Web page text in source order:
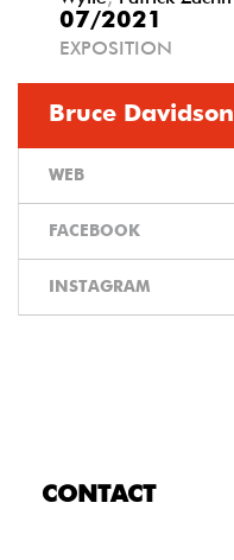
07/2021
EXPOSITION
Bruce Davidson
WEB
FACEBOOK
INSTAGRAM
CONTACT